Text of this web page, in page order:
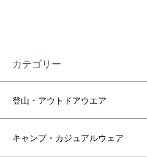
カテゴリー
登山・アウトドアウエア
キャンプ・カジュアルウェア